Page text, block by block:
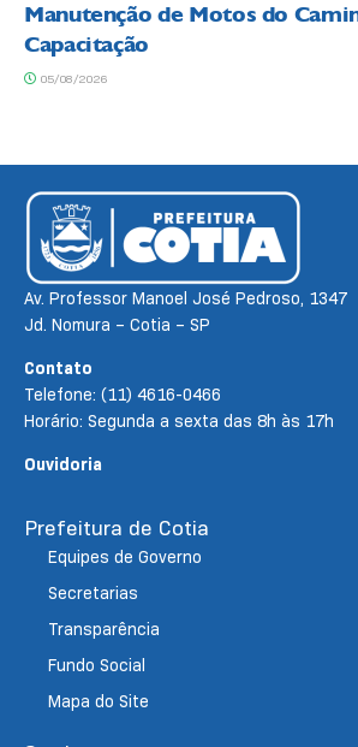
Manutenção de Motos do
Capacitação
05/08/2026
Av. Professor Manoel José Pedroso, 1347
Jd. Nomura – Cotia – SP
Contato
Telefone: (11) 4616-0466
Horário: Segunda a sexta das 8h às 17h
Ouvidoria
Prefeitura de Cotia
Equipes de Governo
Secretarias
Transparência
Fundo Social
Mapa do Site